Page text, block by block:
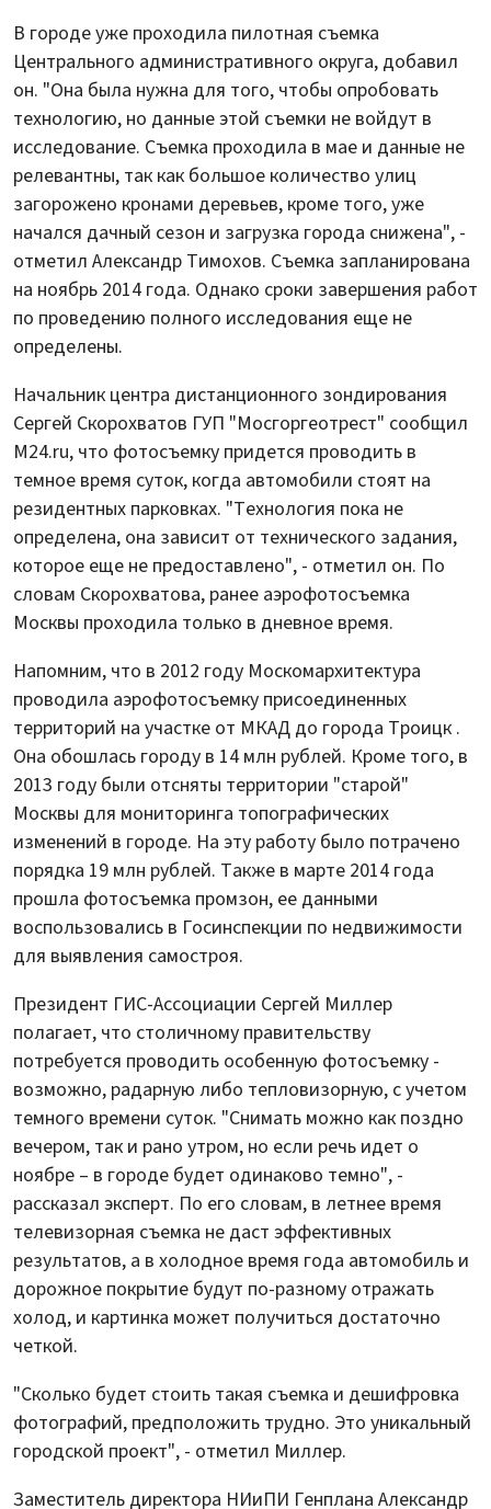
В городе уже проходила пилотная съемка
Центрального административного округа, добавил
он. "Она была нужна для того, чтобы опробовать
технологию, но данные этой съемки не войдут в
исследование. Съемка проходила в мае и данные не
релевантны, так как большое количество улиц
загорожено кронами деревьев, кроме того, уже
начался дачный сезон и загрузка города снижена", -
отметил Александр Тимохов. Съемка запланирована
на ноябрь 2014 года. Однако сроки завершения работ
по проведению полного исследования еще не
определены.
Начальник центра дистанционного зондирования
Сергей Скорохватов ГУП "Мосгоргеотрест" сообщил
M24.ru, что фотосъемку придется проводить в
темное время суток, когда автомобили стоят на
резидентных парковках. "Технология пока не
определена, она зависит от технического задания,
которое еще не предоставлено", - отметил он. По
словам Скорохватова, ранее аэрофотосъемка
Москвы проходила только в дневное время.
Напомним, что в 2012 году Москомархитектура
проводила аэрофотосъемку присоединенных
территорий на участке от МКАД до города Троицк .
Она обошлась городу в 14 млн рублей. Кроме того, в
2013 году были отсняты территории "старой"
Москвы для мониторинга топографических
изменений в городе. На эту работу было потрачено
порядка 19 млн рублей. Также в марте 2014 года
прошла фотосъемка промзон, ее данными
воспользовались в Госинспекции по недвижимости
для выявления самостроя.
Президент ГИС-Ассоциации Сергей Миллер
полагает, что столичному правительству
потребуется проводить особенную фотосъемку -
возможно, радарную либо тепловизорную, с учетом
темного времени суток. "Снимать можно как поздно
вечером, так и рано утром, но если речь идет о
ноябре – в городе будет одинаково темно", -
рассказал эксперт. По его словам, в летнее время
телевизорная съемка не даст эффективных
результатов, а в холодное время года автомобиль и
дорожное покрытие будут по-разному отражать
холод, и картинка может получиться достаточно
четкой.
"Сколько будет стоить такая съемка и дешифровка
фотографий, предположить трудно. Это уникальный
городской проект", - отметил Миллер.
Заместитель директора НИиПИ Генплана Александр